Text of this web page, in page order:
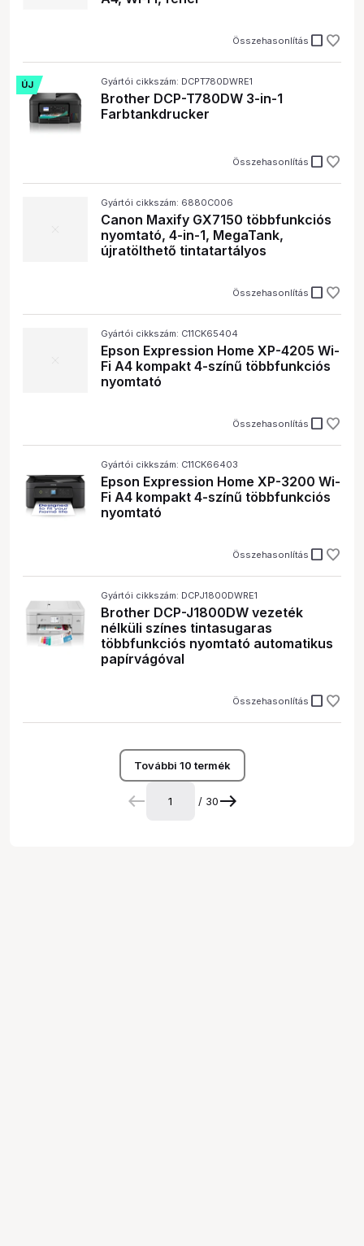
Összehasonlítás check_box_outline_blank
ÚJ Gyártói cikkszám: DCPT780DWRE1
Brother DCP-T780DW 3-in-1
Farbtankdrucker
Összehasonlítás check_box_outline_blank
Gyártói cikkszám: 6880C006
Canon Maxify GX7150 többfunkciós
nyomtató, 4-in-1, MegaTank,
újratölthető tintatartályos
Összehasonlítás check_box_outline_blank
Gyártói cikkszám: C11CK65404
Epson Expression Home XP-4205 Wi-
Fi A4 kompakt 4-színű többfunkciós
nyomtató
Összehasonlítás check_box_outline_blank
Gyártói cikkszám: C11CK66403
Epson Expression Home XP-3200 Wi-
Fi A4 kompakt 4-színű többfunkciós
nyomtató
Összehasonlítás check_box_outline_blank
Gyártói cikkszám: DCPJ1800DWRE1
Brother DCP-J1800DW vezeték
nélküli színes tintasugaras
többfunkciós nyomtató automatikus
papírvágóval
Összehasonlítás check_box_outline_blank
További 10 termék
/ 30